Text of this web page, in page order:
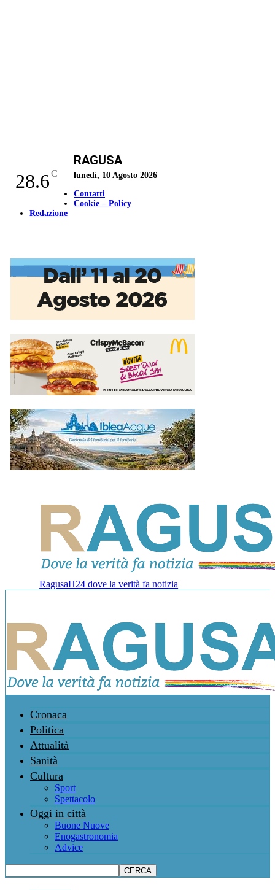
28.6C
RAGUSA
lunedì, 10 Agosto 2026
Contatti
Cookie – Policy
Redazione
RagusaH24 dove la verità fa notizia
Cronaca
Politica
Attualità
Sanità
Cultura
Sport
Spettacolo
Oggi in città
Buone Nuove
Enogastronomia
Advice